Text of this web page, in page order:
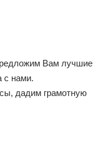
Вам лучшие
с нами.
дадим грамотную